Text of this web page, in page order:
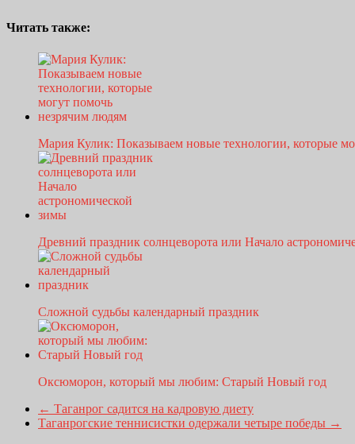
Читать также:
Мария Кулик: Показываем новые технологии, которые
Древний праздник солнцеворота или Начало
Сложной судьбы календарный праздник
Оксюморон, который мы любим: Старый Новый год
← Таганрог садится на кадровую диету
Таганрогские теннисистки одержали четыре победы →